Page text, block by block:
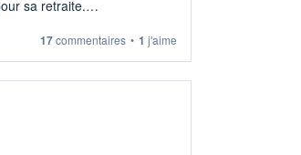
sa retraite.
17commentaires • 1 j'aime